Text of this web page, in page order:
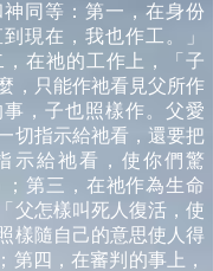
同等：第一，在身份
現在，我也作工。」
，在祂的工作上，「子
，只能作祂看見父所作
，子也照樣作。父愛
切指示給祂看，還要把
示給祂看，使你們驚
；第三，在祂作為生命
父怎樣叫死人復活，使
樣隨自己的意思使人得
第四，在審判的事上，